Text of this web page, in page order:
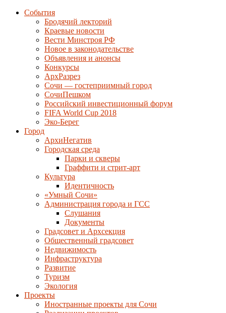
События
Бродячий лекторий
Краевые новости
Вести Минстроя РФ
Новое в законодательстве
Объявления и анонсы
Конкурсы
АрхРазрез
Сочи — гостеприимный город
СочиПешком
Российский инвестиционный форум
FIFA World Cup 2018
Эко-Берег
Город
АрхиНегатив
Городская среда
Парки и скверы
Граффити и стрит-арт
Культура
Идентичность
«Умный Сочи»
Администрация города и ГСС
Слушания
Документы
Градсовет и Архсекция
Общественный градсовет
Недвижимость
Инфраструктура
Развитие
Туризм
Экология
Проекты
Иностранные проекты для Сочи